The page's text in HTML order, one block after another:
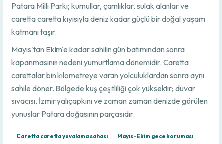
Patara Milli Parkı; kumullar, çamlıklar, sulak alanlar ve
caretta caretta kıyısıyla deniz kadar güçlü bir doğal yaşam
katmanı taşır.
Mayıs'tan Ekim'e kadar sahilin gün batımından sonra
kapanmasının nedeni yumurtlama dönemidir. Caretta
carettalar bin kilometreye varan yolculuklardan sonra aynı
sahile döner. Bölgede kuş çeşitliliği çok yüksektir; duvar
sıvacısı, İzmir yalıçapkını ve zaman zaman denizde görülen
yunuslar Patara doğasının parçasıdır.
Caretta caretta yuvalama sahası Mayıs-Ekim gece koruması